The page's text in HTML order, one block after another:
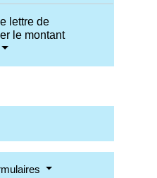
lettre de
le montant